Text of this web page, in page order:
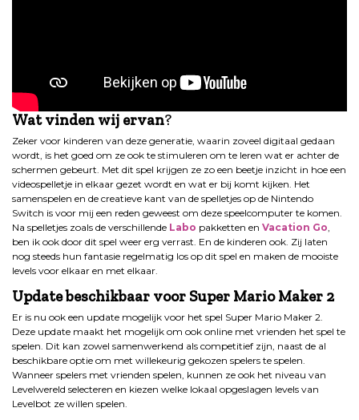
Wat vinden wij ervan?
Zeker voor kinderen van deze generatie, waarin zoveel digitaal gedaan
wordt, is het goed om ze ook te stimuleren om te leren wat er achter de
schermen gebeurt. Met dit spel krijgen ze zo een beetje inzicht in hoe een
videospelletje in elkaar gezet wordt en wat er bij komt kijken. Het
samenspelen en de creatieve kant van de spelletjes op de Nintendo
Switch is voor mij een reden geweest om deze speelcomputer te komen.
Na spelletjes zoals de verschillende Labo pakketten en Vacation Go
ben ik ook door dit spel weer erg verrast. En de kinderen ook. Zij laten
nog steeds hun fantasie regelmatig los op dit spel en maken de mooiste
levels voor elkaar en met elkaar.
Update beschikbaar voor Super Mario Maker 2
Er is nu ook een update mogelijk voor het spel Super Mario Maker 2.
Deze update maakt het mogelijk om ook online met vrienden het spel te
spelen. Dit kan zowel samenwerkend als competitief zijn, naast de al
beschikbare optie om met willekeurig gekozen spelers te spelen.
Wanneer spelers met vrienden spelen, kunnen ze ook het niveau van
Levelwereld selecteren en kiezen welke lokaal opgeslagen levels van
Levelbot ze willen spelen.